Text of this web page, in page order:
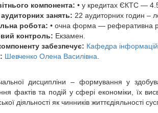
компонента: • у кредитах ЄКТС —
аудиторних занять: 22 аудиторних годин –
робота: • очна форма — реферативна
контроль: Екзамен.
забезпечує: Кафедра
Шевченко Олена Василівна
дисципліни – формування у
фактів та подій у сфері економіки, їх
діяльності як чинників життєдіяльності